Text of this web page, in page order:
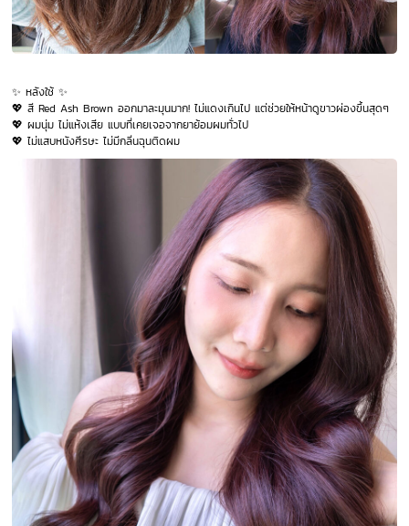
✨ หลังใช้ ✨
💖 สี Red Ash Brown ออกมาละมุนมาก! ไม่แดงเกินไป แต่ช่วยให้หน้าดูขาวผ่องขึ้นสุดๆ
💖 ผมนุ่ม ไม่แห้งเสีย แบบที่เคยเจอจากยาย้อมผมทั่วไป
💖 ไม่แสบหนังศีรษะ ไม่มีกลิ่นฉุนติดผม